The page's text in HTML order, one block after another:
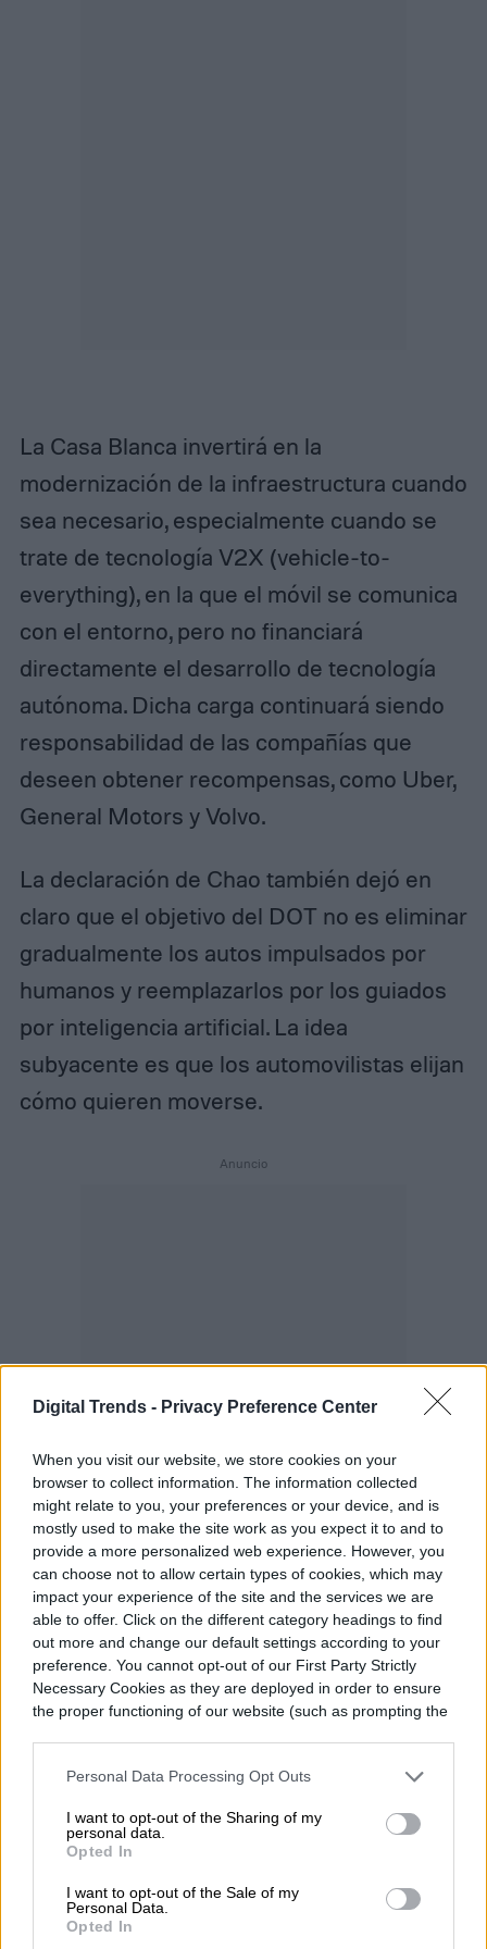
Digital Trends - Privacy Preference Center
When you visit our website, we store cookies on your
browser to collect information. The information collected
might relate to you, your preferences or your device, and is
mostly used to make the site work as you expect it to and to
provide a more personalized web experience. However, you
can choose not to allow certain types of cookies, which may
impact your experience of the site and the services we are
able to offer. Click on the different category headings to find
out more and change our default settings according to your
preference. You cannot opt-out of our First Party Strictly
Necessary Cookies as they are deployed in order to ensure
the proper functioning of our website (such as prompting the
Personal Data Processing Opt Outs
I want to opt-out of the Sharing of my
personal data.
Opted In
I want to opt-out of the Sale of my
Personal Data.
Opted In
La Casa Blanca invertirá en la
modernización de la infraestructura cuando
sea necesario, especialmente cuando se
trate de tecnología V2X (vehicle-to-
everything), en la que el móvil se comunica
con el entorno, pero no financiará
directamente el desarrollo de tecnología
autónoma. Dicha carga continuará siendo
responsabilidad de las compañías que
deseen obtener recompensas, como Uber,
General Motors y Volvo.
La declaración de Chao también dejó en
claro que el objetivo del DOT no es eliminar
gradualmente los autos impulsados ​​por
humanos y reemplazarlos por los guiados
por inteligencia artificial. La idea
subyacente es que los automovilistas elijan
cómo quieren moverse.
“El DOT consagra la existencia de las vías